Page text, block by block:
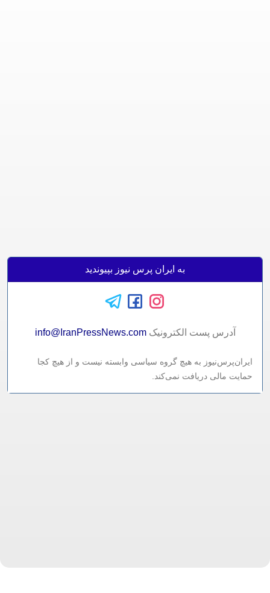
به ایران پرس نیوز بپیوندید
آدرس پست الکترونيکinfo@IranPressNews.com
ایران‌پرس‌نیوز به هیچ گروه سیاسی وابسته نیست و از هیچ کجا
حمایت مالی دریافت نمی‌کند.